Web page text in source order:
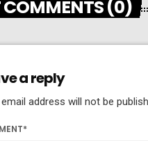
COMMENTS (0)
a reply
address will not be